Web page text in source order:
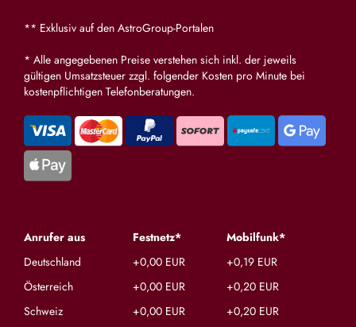
** Exklusiv auf den AstroGroup-Portalen
* Alle angegebenen Preise verstehen sich inkl. der jeweils
gültigen Umsatzsteuer zzgl. folgender Kosten pro Minute bei
kostenpflichtigen Telefonberatungen.
Anrufer aus Festnetz*
Mobilfunk*
Deutschland
+0,00 EUR
+0,19 EUR
Österreich
+0,00 EUR
+0,20 EUR
Schweiz
+0,00 EUR
+0,20 EUR